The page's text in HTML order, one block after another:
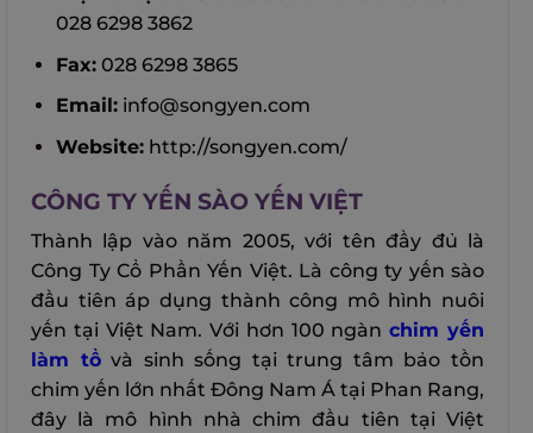
028 6298 3862
Fax:028 6298 3865
Email: info@songyen.com
Website:http://songyen.com/
CÔNG TY YẾN SÀO YẾN VIỆT
Thành lập vào năm 2005, với tên đầy đủ là
Công Ty Cổ Phần Yến Việt. Là công ty yến sào
đầu tiên áp dụng thành công mô hình nuôi
yến tại Việt Nam. Với hơn 100 ngànchim yến
làm tổvà sinh sống tại trung tâm bảo tồn
chim yến lớn nhất Đông Nam Á tại Phan Rang,
đây là mô hình nhà chim đầu tiên tại Việt